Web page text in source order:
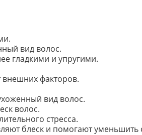
вид волос.
гладкими и упругими.
внешних факторов.
вид волос.
волос.
стресса.
блеск и помогают уменьшить